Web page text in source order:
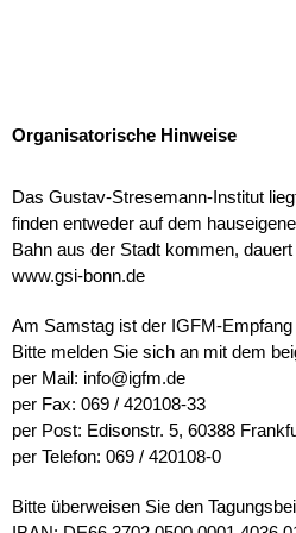
Organisatorische Hinweise
Das Gustav-Stresemann-Institut
finden entweder auf dem
Bahn aus der Stadt kommen,
www.gsi-bonn.de
Am Samstag ist der IGFM-
Bitte melden Sie sich an mit dem
per Mail: info@igfm.de
per Fax: 069 / 420108-33
per Post: Edisonstr. 5, 60388
per Telefon: 069 / 420108-0
Bitte überweisen Sie den